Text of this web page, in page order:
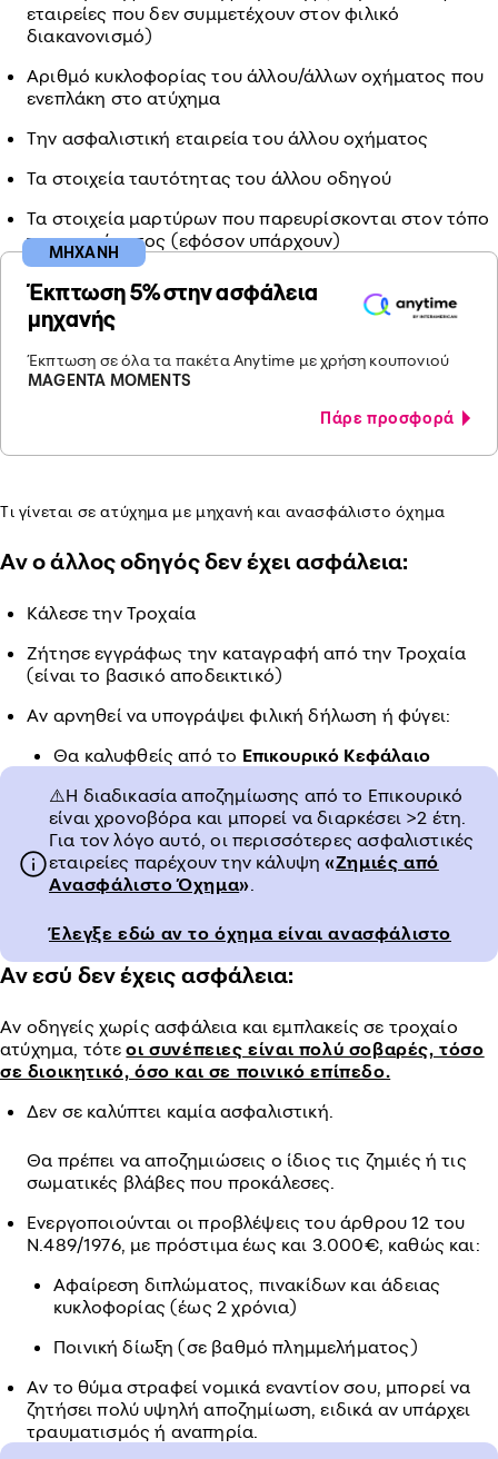
εταιρείες που δεν συμμετέχουν στον φιλικό
διακανονισμό)
Αριθμό κυκλοφορίας του άλλου/άλλων οχήματος που
ενεπλάκη στο ατύχημα
Την ασφαλιστική εταιρεία του άλλου οχήματος
Τα στοιχεία ταυτότητας του άλλου οδηγού
Τα στοιχεία μαρτύρων που παρευρίσκονται στον τόπο
του ατυχήματος (εφόσον υπάρχουν)
Έκπτωση 5% στην ασφάλεια
μηχανής
Έκπτωση σε όλα τα πακέτα Anytime με χρήση κουπονιού
MAGENTA MOMENTS
Πάρε προσφορά
ΜΗΧΑΝΗ
Τι γίνεται σε ατύχημα με μηχανή και ανασφάλιστο όχημα
Αν ο άλλος οδηγός δεν έχει ασφάλεια:
Κάλεσε την Τροχαία
Ζήτησε εγγράφως την καταγραφή από την Τροχαία
(είναι το βασικό αποδεικτικό)
Αν αρνηθεί να υπογράψει φιλική δήλωση ή φύγει:
Θα καλυφθείς από το Επικουρικό Κεφάλαιο
⚠️Η διαδικασία αποζημίωσης από το Επικουρικό
είναι χρονοβόρα και μπορεί να διαρκέσει >2 έτη.
Για τον λόγο αυτό, οι περισσότερες ασφαλιστικές
εταιρείες παρέχουν την κάλυψη«Ζημιές από
Ανασφάλιστο Όχημα».
Έλεγξε εδώ αν το όχημα είναι ανασφάλιστο
Αν εσύ δεν έχεις ασφάλεια:
Αν οδηγείς χωρίς ασφάλεια και εμπλακείς σε τροχαίο
ατύχημα, τότεοι συνέπειες είναι πολύ σοβαρές, τόσο
σε διοικητικό, όσο και σε ποινικό επίπεδο.
Δεν σε καλύπτει καμία ασφαλιστική.
Θα πρέπει να αποζημιώσεις ο ίδιος τις ζημιές ή τις
σωματικές βλάβες που προκάλεσες.
Ενεργοποιούνται οι προβλέψεις του άρθρου 12 του
Ν.489/1976, με πρόστιμα έως και 3.000€, καθώς και:
Αφαίρεση διπλώματος, πινακίδων και άδειας
κυκλοφορίας (έως 2 χρόνια)
Ποινική δίωξη (σε βαθμό πλημμελήματος)
Αν το θύμα στραφεί νομικά εναντίον σου, μπορεί να
ζητήσει πολύ υψηλή αποζημίωση, ειδικά αν υπάρχει
τραυματισμός ή αναπηρία.